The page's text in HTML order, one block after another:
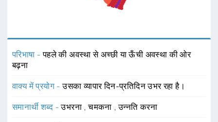
परिभाषा -पहले की अवस्था से अच्छी या ऊँची अवस्था की ओर
बढ़ना
वाक्य में प्रयोग -उसका व्यापार दिन-प्रतिदिन उभर रहा है।
समानार्थी शब्द -उभरना ,चमकना ,उन्नति करना